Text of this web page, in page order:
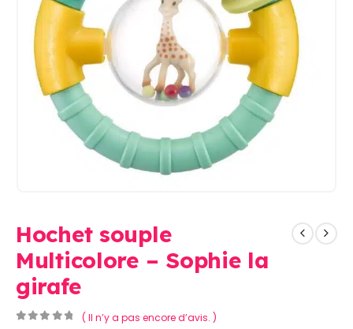
Hochet souple
Multicolore – Sophie la
girafe
( Il n’y a pas encore d’avis. )